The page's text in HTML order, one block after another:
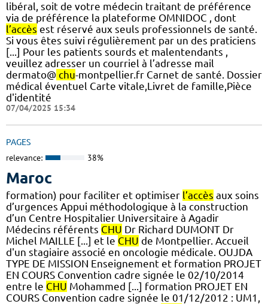
libéral, soit de votre médecin traitant de préférence
via de préférence la plateforme OMNIDOC , dont
l’accès est réservé aux seuls professionnels de santé.
Si vous êtes suivi régulièrement par un des praticiens
[...] Pour les patients sourds et malentendants ,
veuillez adresser un courriel à l’adresse mail
dermato@ chu-montpellier.fr Carnet de santé. Dossier
médical éventuel Carte vitale,Livret de famille,Pièce
d'identité
07/04/2025 15:34
PAGES
relevance: 38%
Maroc
formation) pour faciliter et optimiser l’accès aux soins
d’urgences Appui méthodologique à la construction
d’un Centre Hospitalier Universitaire à Agadir
Médecins référents CHU Dr Richard DUMONT Dr
Michel MAILLE [...] et le CHU de Montpellier. Accueil
d'un stagiaire associé en oncologie médicale. OUJDA
TYPE DE MISSION Enseignement et formation PROJET
EN COURS Convention cadre signée le 02/10/2014
entre le CHU Mohammed [...] formation PROJET EN
COURS Convention cadre signée le 01/12/2012 : UM1,